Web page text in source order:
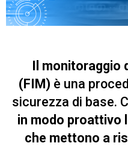
Il monitoraggio
(FIM) è una
sicurezza di base. C
in modo proattivo
che mettono a